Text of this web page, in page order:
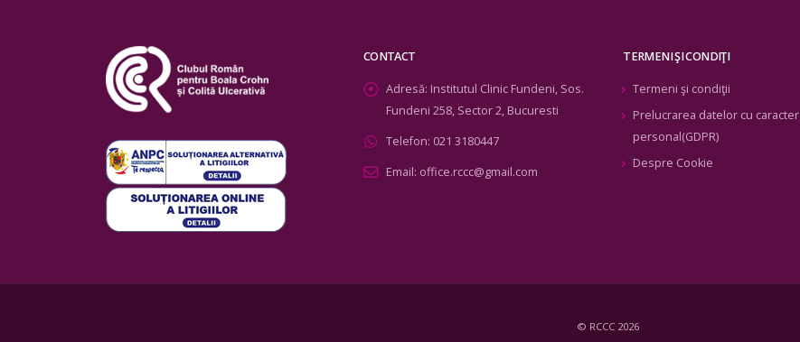
CONTACT
Adresă: Institutul Clinic Fundeni, Sos.
Fundeni 258, Sector 2, Bucuresti
Telefon: 021 3180447
Email: office.rccc@gmail.com
TERMENI ŞI CONDIŢI
Termeni şi condiţii
Prelucrarea datelor cu caracter
personal(GDPR)
Despre Cookie
© RCCC 2026